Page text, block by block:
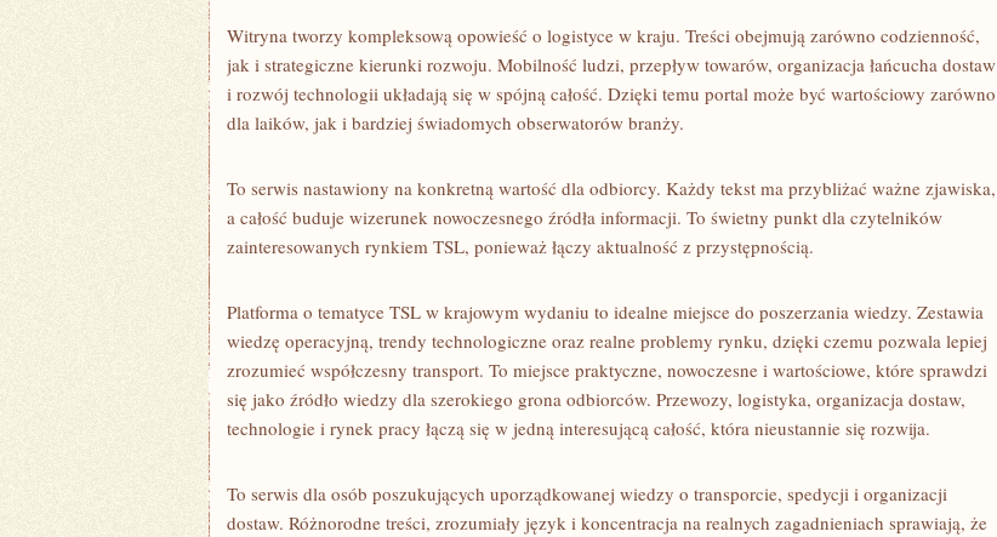
Witryna tworzy kompleksową opowieść o logistyce w kraju. Treści obejmują zarówno codzienność,
jak i strategiczne kierunki rozwoju. Mobilność ludzi, przepływ towarów, organizacja łańcucha dostaw
i rozwój technologii układają się w spójną całość. Dzięki temu portal może być wartościowy zarówno
dla laików, jak i bardziej świadomych obserwatorów branży.
To serwis nastawiony na konkretną wartość dla odbiorcy. Każdy tekst ma przybliżać ważne zjawiska,
a całość buduje wizerunek nowoczesnego źródła informacji. To świetny punkt dla czytelników
zainteresowanych rynkiem TSL, ponieważ łączy aktualność z przystępnością.
Platforma o tematyce TSL w krajowym wydaniu to idealne miejsce do poszerzania wiedzy. Zestawia
wiedzę operacyjną, trendy technologiczne oraz realne problemy rynku, dzięki czemu pozwala lepiej
zrozumieć współczesny transport. To miejsce praktyczne, nowoczesne i wartościowe, które sprawdzi
się jako źródło wiedzy dla szerokiego grona odbiorców. Przewozy, logistyka, organizacja dostaw,
technologie i rynek pracy łączą się w jedną interesującą całość, która nieustannie się rozwija.
To serwis dla osób poszukujących uporządkowanej wiedzy o transporcie, spedycji i organizacji
dostaw. Różnorodne treści, zrozumiały język i koncentracja na realnych zagadnieniach sprawiają, że